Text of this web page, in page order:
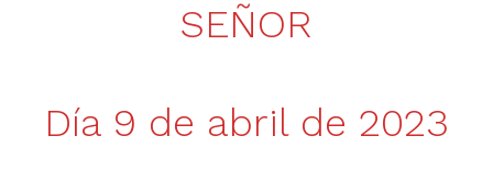
SEÑOR
Día 9 de abril de 2023